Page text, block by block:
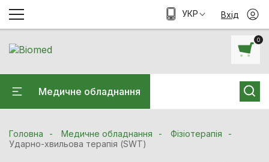
0
Медичне обладнання
УКР Вхід
Головна Медичне обладнання
Фізіотерапія
Ударно-хвильова терапія (SWT)